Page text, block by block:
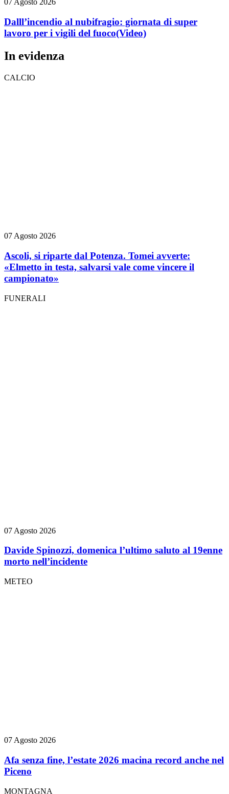
07 Agosto 2026
Dalll’incendio al nubifragio: giornata di super
lavoro per i vigili del fuoco(Video)
In evidenza
CALCIO
07 Agosto 2026
Ascoli, si riparte dal Potenza. Tomei avverte:
«Elmetto in testa, salvarsi vale come vincere il
campionato»
FUNERALI
07 Agosto 2026
Davide Spinozzi, domenica l’ultimo saluto al 19enne
morto nell’incidente
METEO
07 Agosto 2026
Afa senza fine, l’estate 2026 macina record anche nel
Piceno
MONTAGNA